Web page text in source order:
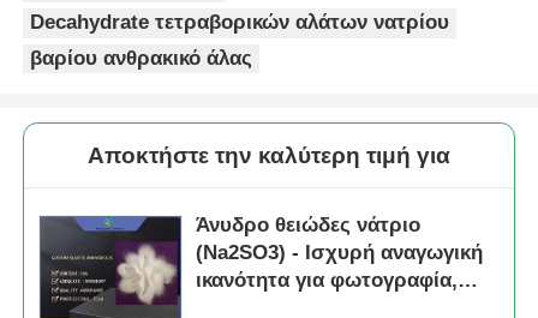
Decahydrate τετραβορικών αλάτων νατρίου
βαρίου ανθρακικό άλας
Αποκτήστε την καλύτερη τιμή για
Άνυδρο θειώδες νάτριο
(Na2SO3) - Ισχυρή αναγωγική
ικανότητα για φωτογραφία,